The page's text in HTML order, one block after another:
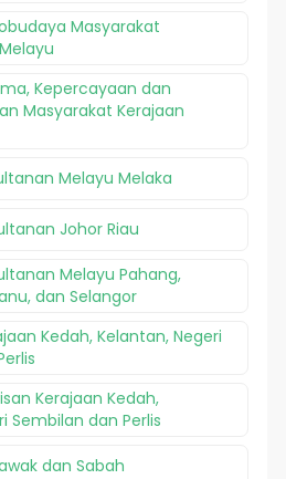
Masyarakat
Kepercayaan dan
Masyarakat Kerajaan
Melayu Melaka
Johor Riau
Melayu Pahang,
dan Selangor
Kedah, Kelantan, Negeri
Kerajaan Kedah,
Sembilan dan Perlis
dan Sabah